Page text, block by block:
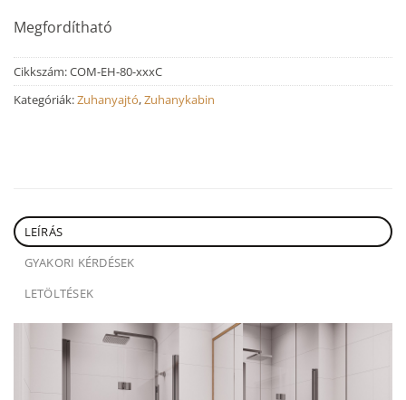
Megfordítható
Cikkszám:COM-EH-80-xxxC
Kategóriák:Zuhanyajtó,Zuhanykabin
LEÍRÁS
GYAKORI KÉRDÉSEK
LETÖLTÉSEK